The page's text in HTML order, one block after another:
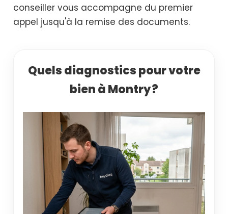
conseiller vous accompagne du premier
appel jusqu'à la remise des documents.
Quels diagnostics pour votre
bien à Montry ?